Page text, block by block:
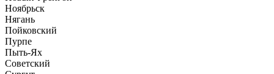
Ноябрьск
Нягань
Пойковский
Пурпе
Пыть-Ях
Советский